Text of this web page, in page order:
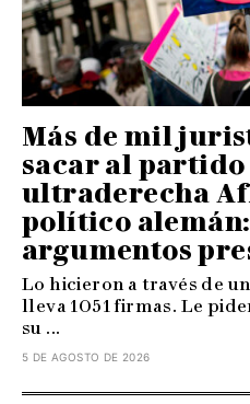
Más de mil
sacar al partido
ultraderecha
político
argumentos
Lo hicieron a través de
lleva 1051 firmas. Le
su ...
5 DE AGOSTO DE 2026